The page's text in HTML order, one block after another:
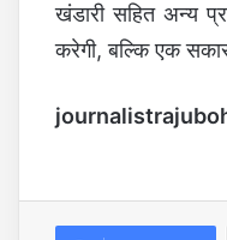
खंडारी सहित अन्य
करेगी, बल्कि एक